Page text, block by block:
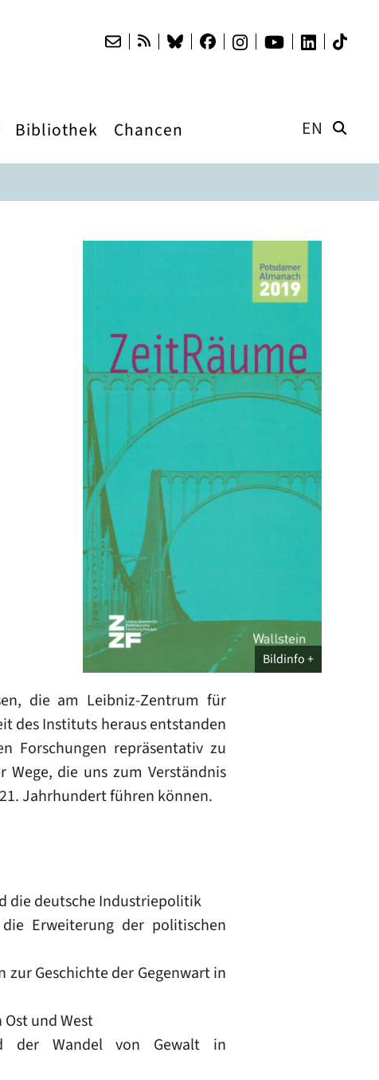
Bibliothek Chancen EN
Bildinfo
die am Leibniz-Zentrum für
des Instituts heraus entstanden
Forschungen repräsentativ zu
die uns zum Verständnis
Jahrhundert führen können.
die deutsche Industriepolitik
Erweiterung der politischen
zur Geschichte der Gegenwart in
und West
der Wandel von Gewalt in